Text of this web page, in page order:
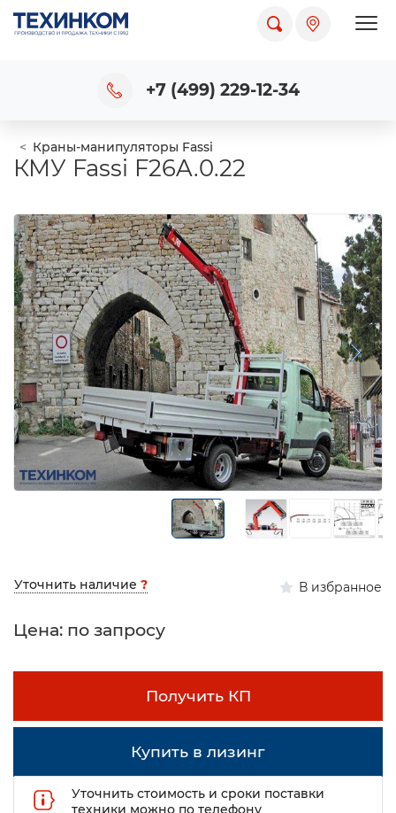
+7 (499) 229-12-34
Краны-манипуляторы Fassi
КМУ Fassi F26A.0.22
Уточнить наличие ? В избранное
Цена: по запросу
Получить КП
Купить в лизинг
Уточнить стоимость и сроки поставки
техники можно по телефону